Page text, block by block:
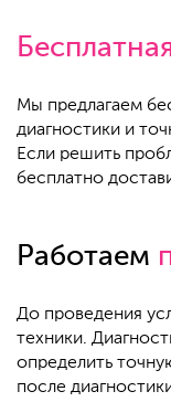
Мы предлагаем
диагностики и
Если решить
бесплатно
Работаем
До проведения
техники.
определить
после